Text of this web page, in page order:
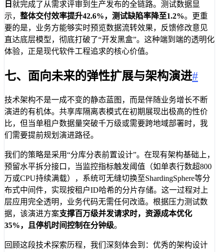
日 就完成了从需求评审到生产发布的全链路。测试数据显
示， 整体交付效率提升42.6%，测试缺陷率降至1.2%。更重
要的是，业务方能够实时预览数据流转效果，反馈修改意见
直达底层模型，彻底打破了“开发黑盒”。这种端到端的透明化
体验，正是现代软件工程追求的核心价值。
七、面向未来的弹性扩展与架构演进#
技术架构不是一成不变的静态蓝图，而是伴随业务增长不断
演进的有机体。共享库隔离表模式在初期展现出极高的性价
比，但当单租户数据量突破千万级或需要跨地域部署时，我
们需要提前规划演进路径。
我们的策略是采用“分库分表前置设计”。在现有架构基础上，
预留水平拆分接口，当监控指标触发阈值（如单表行数超800
万或CPU持续满载），系统可无缝切换至ShardingSphere等分
布式中间件，实现按租户ID哈希的分片存储。这一过程对上
层应用完全透明，业务代码无需任何改造。根据压力测试数
据，该演进方案支撑百万级并发请求时，资源成本优化
35%，且停机时间控制在分钟级。
回顾这段技术探索历程，我们深刻体会到：优秀的架构设计